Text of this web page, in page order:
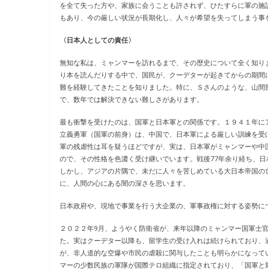
を全て失った方や、家族に会うことも許されず、ひたすらに軍の
もあり、今の厳しい状況が長期化し、人々が希望を失ってしまう事
〈日本人としての責任〉
無知な私は、ミャンマーを訪れるまで、その歴史について全く知
り本を読んだりする中で、国民が、クーデターが起きてからの期
難を経験してきたことを知りました。特に、Ｓさんのような、山
で、数年では解決できない難しさがあります。
最も衝撃を受けたのは、国軍と日本軍との関係です。１９４１年
立義勇軍（国軍の前身）は、中国で、日本軍による厳しい訓練を
軍の残虐性は耳を疑うほどですが、実は、日本軍がミャンマーや
ので、その性格を色濃く受け継いでいます。戦後77年余り経ち、
しかし、アジアの片隅で、未だに人々を苦しめている大日本帝国
に、人間の心にある闇の深さを思います。
日本政府や、現地で事業を行う大企業の、軍事政権に対する姿勢に
２０２２年9月、ようやく防衛省が、来年以降のミャンマー国軍士
た。実はクーデター以降も、留学生の受け入れは続けられており
が、非人道的な空爆や市民の虐殺に関与したことも明らかになっ
マーの少数民族の軍隊が国際テロ組織に指定されており、「国軍